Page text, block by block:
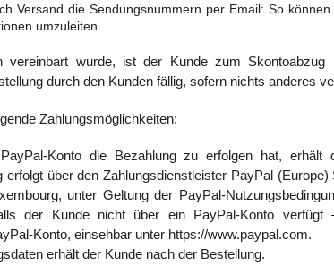
Versand die Sendungsnummern per Email: So können
umzuleiten.
vereinbart wurde, ist der Kunde zum Skontoabzug
durch den Kunden fällig, sofern nichts anderes
Zahlungsmöglichkeiten:
Konto die Bezahlung zu erfolgen hat, erhält
erfolgt über den Zahlungsdienstleister PayPal (Europe)
unter Geltung der PayPal-
der Kunde nicht über ein PayPal-Konto
Konto, einsehbar unter https://www.paypal.com.
erhält der Kunde nach der Bestellung.